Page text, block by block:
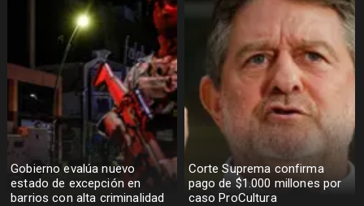
Gobierno evalúa nuevo
estado de excepción en
barrios con alta criminalidad
Corte Suprema confirma
pago de $1.000 millones por
caso ProCultura